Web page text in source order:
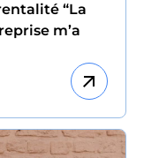
“La
m’a
arrow_outward